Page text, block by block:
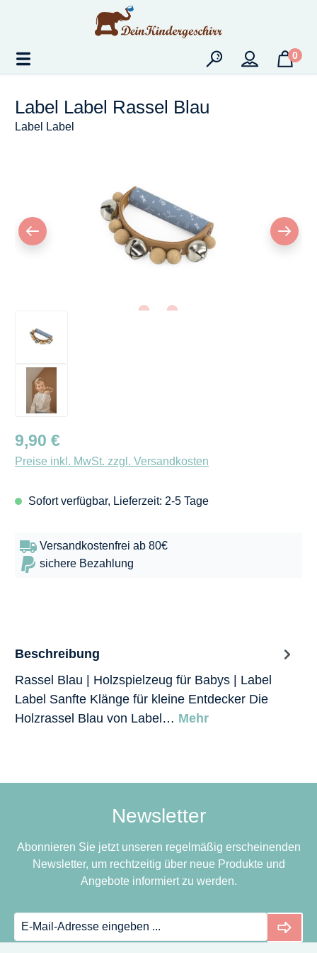
Zum Hauptinhalt springen
0
Label Label Rassel Blau
Label Label
Regulärer Preis:
9,90 €
Preise inkl. MwSt. zzgl. Versandkosten
Sofort verfügbar, Lieferzeit: 2-5 Tage
Versandkostenfrei ab 80€
sichere Bezahlung
Beschreibung
Rassel Blau | Holzspielzeug für Babys | Label
Label Sanfte Klänge für kleine Entdecker Die
Holzrassel Blau von Label… Mehr
Newsletter
Abonnieren Sie jetzt unseren regelmäßig erscheinenden
Newsletter, um rechtzeitig über neue Produkte und
Angebote informiert zu werden.